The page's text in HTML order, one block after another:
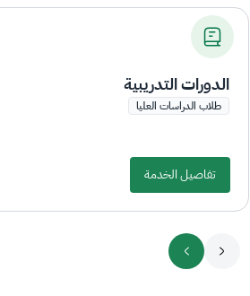
الدورات التدريبية
طلاب الدراسات العليا
تفاصيل الخدمة